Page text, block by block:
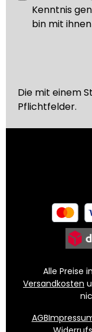
Kenntnis
bin mit
Die mit einem
Pflichtfelder.
Alle Preise
Versandkosten
AGB